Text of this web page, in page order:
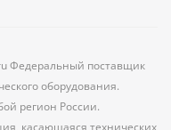
Федеральный поставщик
оборудования.
регион России.